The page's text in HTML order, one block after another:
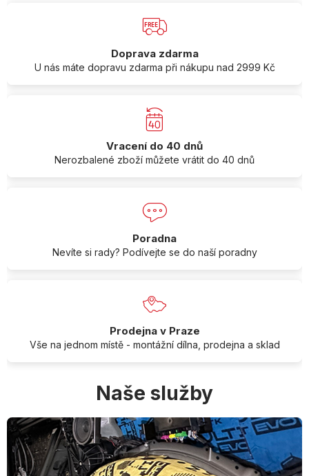
Doprava zdarma
U nás máte dopravu zdarma při nákupu nad 2999 Kč
Vracení do 40 dnů
Nerozbalené zboží můžete vrátit do 40 dnů
Poradna
Nevíte si rady? Podívejte se do naší poradny
Prodejna v Praze
Vše na jednom místě - montážní dílna, prodejna a sklad
Naše služby